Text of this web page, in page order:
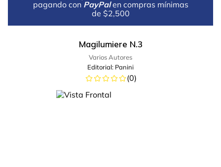
pagando con PayPal en compras mínimas
de $2,500
Magilumiere N.3
Varios Autores
Editorial: Panini
(0)